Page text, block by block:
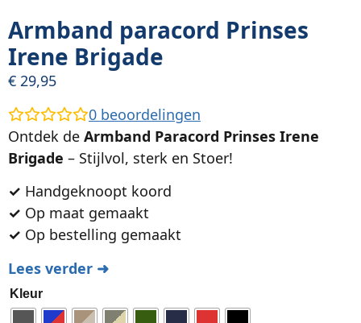
Armband paracord Prinses
Irene Brigade
€ 29,95
0 beoordelingen
Ontdek de Armband Paracord Prinses Irene
Brigade – Stijlvol, sterk en Stoer!
✓ Handgeknoopt koord
✓ Op maat gemaakt
✓ Op bestelling gemaakt
Lees verder ➜
Kleur